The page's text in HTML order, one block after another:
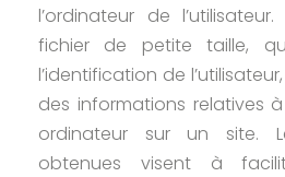
l’ordinateur de
fichier de petite taille,
l’identification de
des informations relatives
ordinateur sur un site.
obtenues visent à